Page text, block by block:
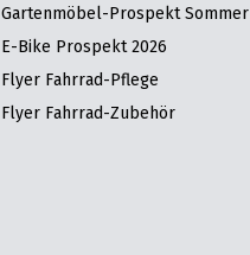
Gartenmöbel-Prospekt Sommer
E-Bike Prospekt 2026
Flyer Fahrrad-Pflege
Flyer Fahrrad-Zubehör